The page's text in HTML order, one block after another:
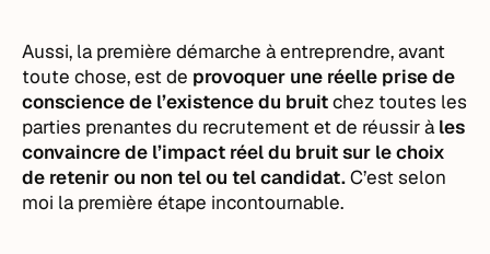
Aussi, la première démarche à entreprendre, avant
toute chose, est de provoquer une réelle prise de
conscience de l’existence du bruitchez toutes les
parties prenantes du recrutement et de réussir àles
convaincre de l’impact réel du bruit sur le choix
de retenir ou non tel ou tel candidat.C’est selon
moi la première étape incontournable.